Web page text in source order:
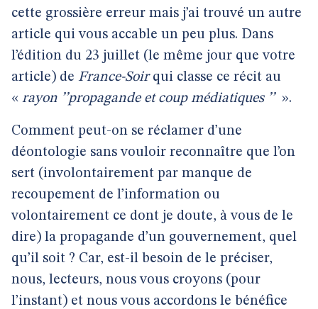
cette grossière erreur mais j’ai trouvé un autre
article qui vous accable un peu plus. Dans
l’édition du 23 juillet (le même jour que votre
article) de France-Soir qui classe ce récit au
« rayon ’’propagande et coup médiatiques ’’ ».
Comment peut-on se réclamer d’une
déontologie sans vouloir reconnaître que l’on
sert (involontairement par manque de
recoupement de l’information ou
volontairement ce dont je doute, à vous de le
dire) la propagande d’un gouvernement, quel
qu’il soit ? Car, est-il besoin de le préciser,
nous, lecteurs, nous vous croyons (pour
l’instant) et nous vous accordons le bénéfice